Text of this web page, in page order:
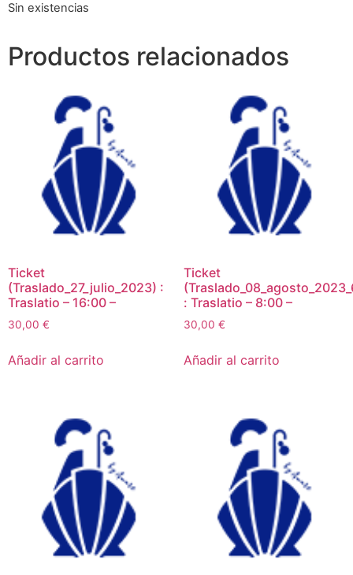
Sin existencias
Productos relacionados
Ticket
(Traslado_27_julio_2023) :
Traslatio – 16:00 –
30,00 €
Añadir al carrito
Ticket
: Traslatio – 8:00 –
30,00 €
Añadir al carrito